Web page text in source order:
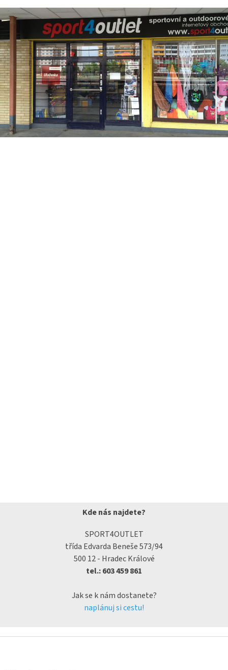
Kde nás najdete?
SPORT4OUTLET
třída Edvarda Beneše 573/94
500 12 - Hradec Králové
tel.: 603 459 861
Jak se k nám dostanete?
naplánuj si cestu!